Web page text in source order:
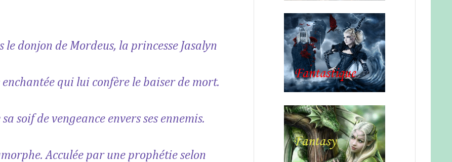
donjon de Mordeus, la princesse Jasalyn
qui lui confère le baiser de mort.
soif de vengeance envers ses ennemis.
Acculée par une prophétie selon